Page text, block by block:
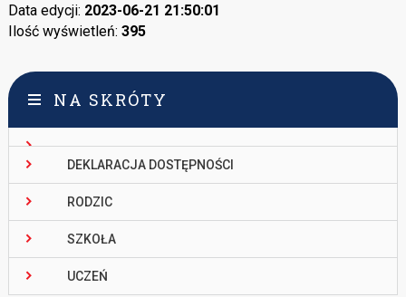
Data edycji: 2023-06-21 21:50:01
Ilość wyświetleń: 395
NA SKRÓTY
DEKLARACJA DOSTĘPNOŚCI
RODZIC
SZKOŁA
UCZEŃ